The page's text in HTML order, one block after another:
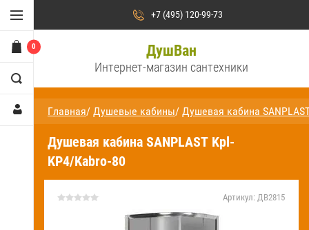
Душевые двери /
ограждения и поддоны
Сауны и бани
Ванны
Аксессуары для ванн
0
+7 (495) 120-99-73
ДушВан
Интернет-магазин сантехники
Главная/ Душевые кабины/ Душевая кабина
Душевая кабина SANPLAST Kpl-
KP4/Kabro-80
Артикул: ДВ2815